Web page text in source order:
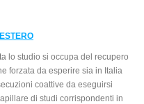
lo studio si occupa del recupero
forzata da esperire sia in Italia
coattive da eseguirsi
di studi corrispondenti in